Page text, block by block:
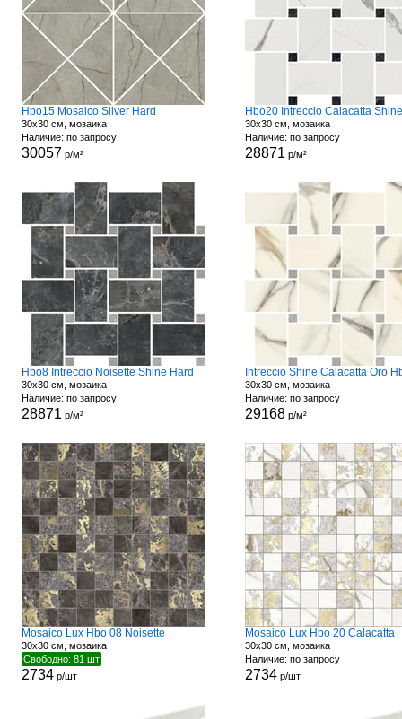
Hbo15 Mosaico Silver Hard
30x30 см, мозаика
Наличие: по запросу
30057 р/м²
30x30 см, мозаика
Наличие: по запросу
28871 р/м²
Hbo8 Intreccio Noisette Shine Hard
30x30 см, мозаика
Наличие: по запросу
28871 р/м²
Intreccio Shine Calacatta Oro
30x30 см, мозаика
Наличие: по запросу
29168р/м²
Mosaico Lux Hbo 08 Noisette
30x30 см, мозаика
Свободно: 81 шт
2734р/шт
Mosaico Lux Hbo 20 Calacatta
30x30 см, мозаика
Наличие: по запросу
2734р/шт